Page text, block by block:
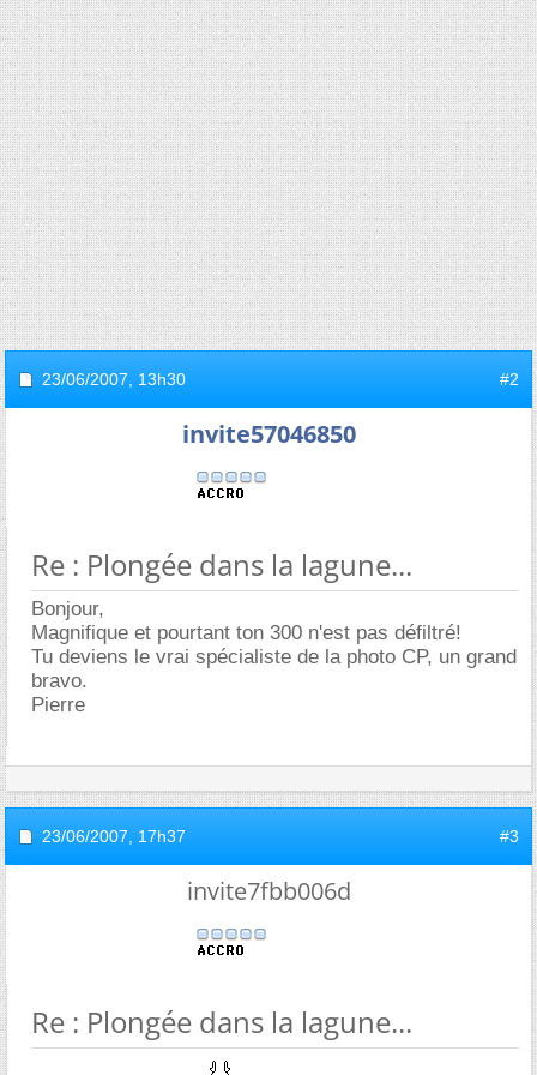
23/06/2007, 13h30 #2
invite57046850
Re : Plongée dans la lagune...
Bonjour,
Magnifique et pourtant ton 300 n'est pas défiltré!
Tu deviens le vrai spécialiste de la photo CP, un grand
bravo.
Pierre
23/06/2007, 17h37 #3
invite7fbb006d
Re : Plongée dans la lagune...